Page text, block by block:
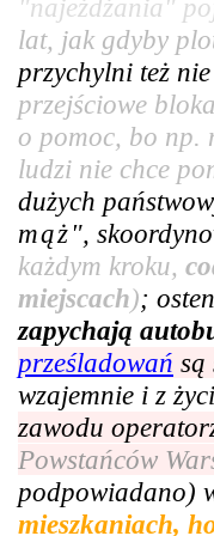
"najeżdżania"
lat, jak gdyby
przychylni też
przejściowe
o pomoc, bo np.
ludzi nie chce
dużych
mąż",
każdym kroku,
miejscach);
zapychają
prześladowań są
wzajemnie i z
zawodu
Powstańców
podpowiadano)
mieszkaniach,